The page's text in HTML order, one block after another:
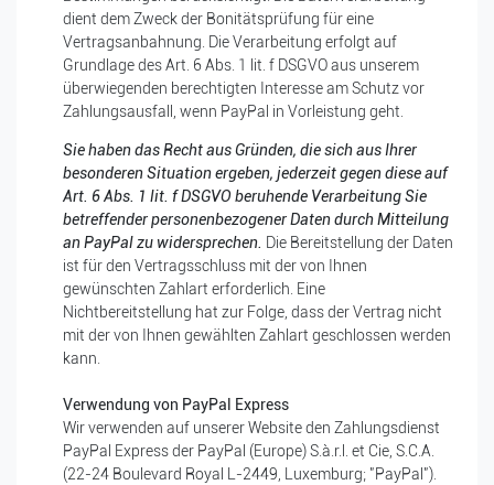
dient dem Zweck der Bonitätsprüfung für eine
Vertragsanbahnung. Die Verarbeitung erfolgt auf
Grundlage des Art. 6 Abs. 1 lit. f DSGVO aus unserem
überwiegenden berechtigten Interesse am Schutz vor
Zahlungsausfall, wenn PayPal in Vorleistung geht.
Sie haben das Recht aus Gründen, die sich aus Ihrer
besonderen Situation ergeben, jederzeit gegen diese auf
Art. 6 Abs. 1 lit. f DSGVO beruhende Verarbeitung Sie
betreffender personenbezogener Daten durch Mitteilung
an PayPal zu widersprechen. Die Bereitstellung der Daten
ist für den Vertragsschluss mit der von Ihnen
gewünschten Zahlart erforderlich. Eine
Nichtbereitstellung hat zur Folge, dass der Vertrag nicht
mit der von Ihnen gewählten Zahlart geschlossen werden
kann.
Verwendung von PayPal Express
Wir verwenden auf unserer Website den Zahlungsdienst
PayPal Express der PayPal (Europe) S.à.r.l. et Cie, S.C.A.
(22-24 Boulevard Royal L-2449, Luxemburg; "PayPal").